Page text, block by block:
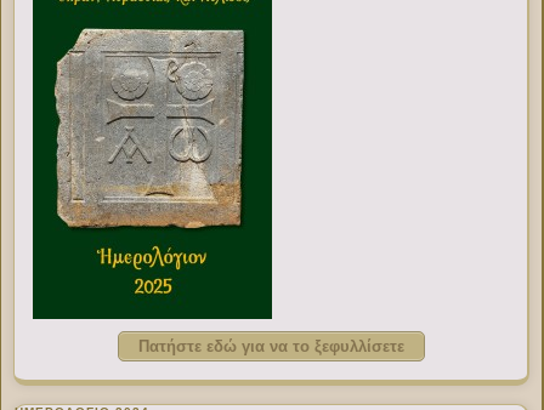
Πατήστε εδώ για να το ξεφυλλίσετε